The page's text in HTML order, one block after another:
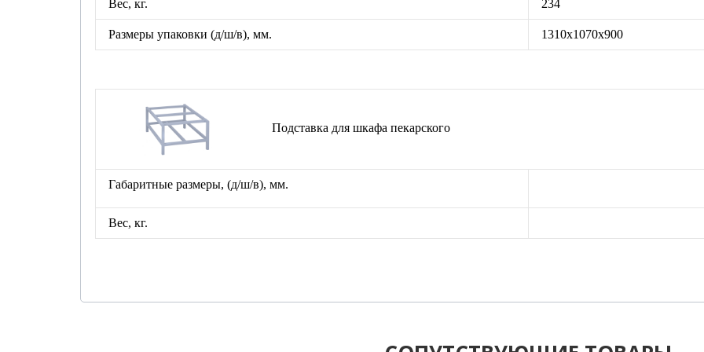
Вес, кг. 234
Размеры упаковки (д/ш/в), мм. 1310х1070х900
Подставка для шкафа пекарского
Габаритные размеры, (д/ш/в), мм.
Вес, кг.